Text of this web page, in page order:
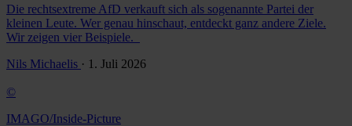
Die rechtsextreme AfD verkauft sich als sogenannte Partei der
kleinen Leute. Wer genau hinschaut, entdeckt ganz andere Ziele.
Wir zeigen vier Beispiele.
Nils Michaelis · 1. Juli 2026
©
IMAGO/Inside-Picture